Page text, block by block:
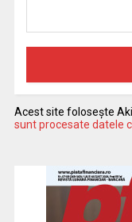
Acest site folosește
sunt procesate datele